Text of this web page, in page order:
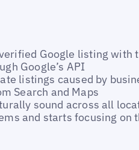
Google listing with
Google’s API
listings caused by
Search and Maps
sound across all
and starts focusing on